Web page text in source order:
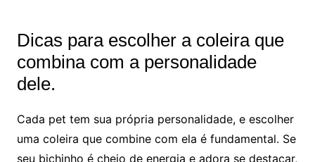
Dicas para escolher a coleira que
combina com a personalidade
dele.
Cada pet tem sua própria personalidade, e escolher
uma coleira que combine com ela é fundamental. Se
seu bichinho é cheio de energia e adora se destacar,